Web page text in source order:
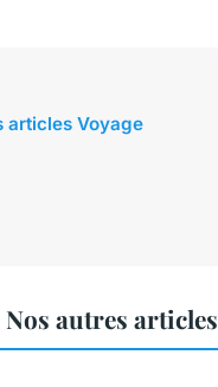
articles Voyage
autres articles